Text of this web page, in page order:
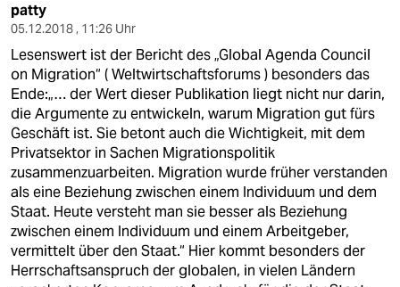
patty
05.12.2018 , 11:26 Uhr
Lesenswert ist der Bericht des „Global Agenda Council
on Migration“ ( Weltwirtschaftsforums ) besonders das
Ende:„… der Wert dieser Publikation liegt nicht nur darin,
die Argumente zu entwickeln, warum Migration gut fürs
Geschäft ist. Sie betont auch die Wichtigkeit, mit dem
Privatsektor in Sachen Migrationspolitik
zusammenzuarbeiten. Migration wurde früher verstanden
als eine Beziehung zwischen einem Individuum und dem
Staat. Heute versteht man sie besser als Beziehung
zwischen einem Individuum und einem Arbeitgeber,
vermittelt über den Staat.“ Hier kommt besonders der
Herrschaftsanspruch der globalen, in vielen Ländern